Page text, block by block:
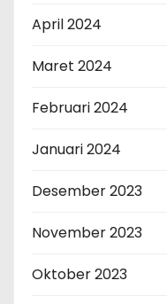
April 2024
Maret 2024
Februari 2024
Januari 2024
Desember 2023
November 2023
Oktober 2023